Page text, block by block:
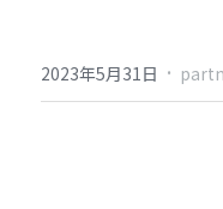
CASE
2023年5月31日 ·